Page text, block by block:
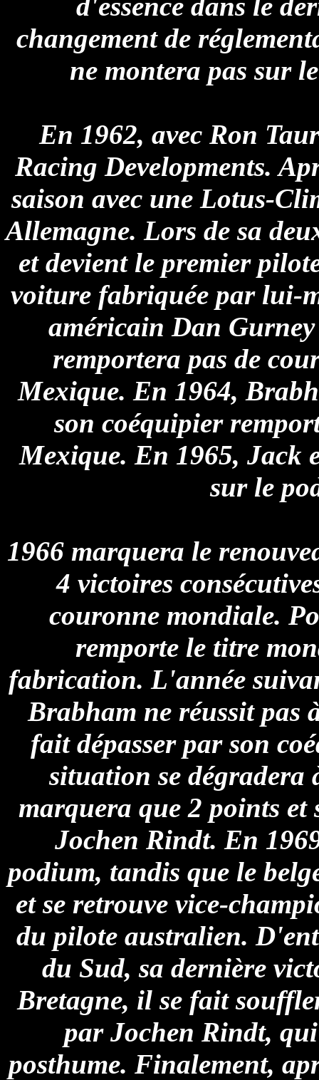
changement de
ne montera pas sur
En 1962, avec Ron
Racing Developments.
saison avec une Lotus-
Allemagne. Lors de sa
et devient le premier
voiture fabriquée par lui-
américain Dan
remportera pas de
Mexique. En 1964,
son coéquipier
Mexique. En 1965, Jack
sur le
1966 marquera le
4 victoires
couronne mondiale.
remporte le titre
fabrication. L'année
Brabham ne réussit pas
fait dépasser par son
situation se dégradera
marquera que 2 points et
Jochen Rindt. En
podium, tandis que le
et se retrouve vice-
du pilote australien.
du Sud, sa dernière
Bretagne, il se fait
par Jochen Rindt,
posthume. Finalement,